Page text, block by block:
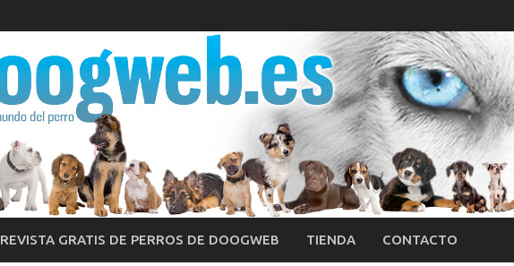
REVISTA GRATIS DE PERROS DE DOOGWEB TIENDA CONTACTO